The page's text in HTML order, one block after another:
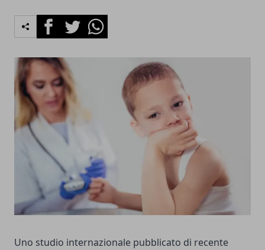
FacebookTwitterWhatsapp
Uno studio internazionale pubblicato di recente